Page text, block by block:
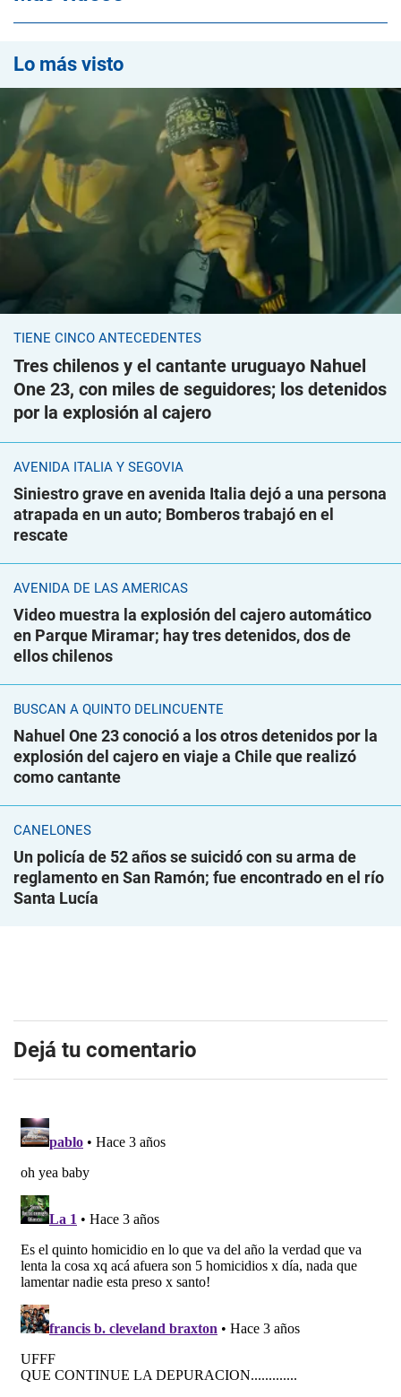
Lo más visto
TIENE CINCO ANTECEDENTES
Tres chilenos y el cantante uruguayo Nahuel
One 23, con miles de seguidores; los detenidos
por la explosión al cajero
AVENIDA ITALIA Y SEGOVIA
Siniestro grave en avenida Italia dejó a una persona
atrapada en un auto; Bomberos trabajó en el
rescate
AVENIDA DE LAS AMÉRICAS
Video muestra la explosión del cajero automático
en Parque Miramar; hay tres detenidos, dos de
ellos chilenos
BUSCAN A QUINTO DELINCUENTE
Nahuel One 23 conoció a los otros detenidos por la
explosión del cajero en viaje a Chile que realizó
como cantante
CANELONES
Un policía de 52 años se suicidó con su arma de
reglamento en San Ramón; fue encontrado en el río
Santa Lucía
Dejá tu comentario